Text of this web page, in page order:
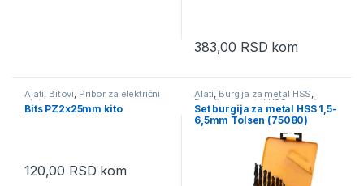
383,00 RSD kom
Alati, Bitovi, Pribor za električni
alat
Bits PZ2x25mm kito
120,00 RSD kom
Alati, Burgija za metal HSS,
Burgija za metal HSS setovi
Pribor za električni alat
Set burgija za metal HSS 1,5-
6,5mm Tolsen (75080)